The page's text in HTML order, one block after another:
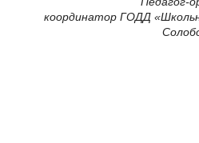
координатор ГОДД